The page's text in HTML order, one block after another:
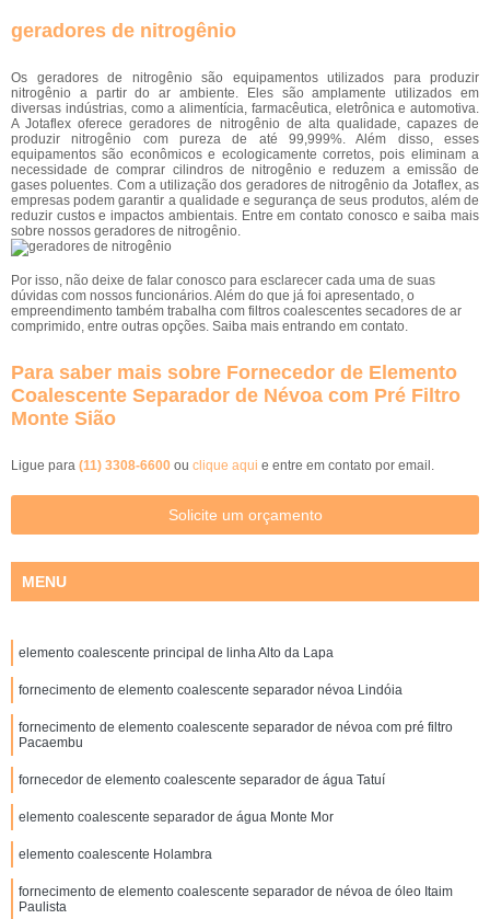
geradores de nitrogênio
Os geradores de nitrogênio são equipamentos utilizados para produzir
nitrogênio a partir do ar ambiente. Eles são amplamente utilizados em
diversas indústrias, como a alimentícia, farmacêutica, eletrônica e automotiva.
A Jotaflex oferece geradores de nitrogênio de alta qualidade, capazes de
produzir nitrogênio com pureza de até 99,999%. Além disso, esses
equipamentos são econômicos e ecologicamente corretos, pois eliminam a
necessidade de comprar cilindros de nitrogênio e reduzem a emissão de
gases poluentes. Com a utilização dos geradores de nitrogênio da Jotaflex, as
empresas podem garantir a qualidade e segurança de seus produtos, além de
reduzir custos e impactos ambientais. Entre em contato conosco e saiba mais
sobre nossos geradores de nitrogênio.
Por isso, não deixe de falar conosco para esclarecer cada uma de suas
dúvidas com nossos funcionários. Além do que já foi apresentado, o
empreendimento também trabalha com filtros coalescentes secadores de ar
comprimido, entre outras opções. Saiba mais entrando em contato.
Para saber mais sobre Fornecedor de Elemento
Coalescente Separador de Névoa com Pré Filtro
Monte Sião
Ligue para (11) 3308-6600 ou clique aqui e entre em contato por email.
Solicite um orçamento
MENU
elemento coalescente principal de linha Alto da Lapa
fornecimento de elemento coalescente separador névoa Lindóia
fornecimento de elemento coalescente separador de névoa com pré filtro
Pacaembu
fornecedor de elemento coalescente separador de água Tatuí
elemento coalescente separador de água Monte Mor
elemento coalescente Holambra
fornecimento de elemento coalescente separador de névoa de óleo Itaim
Paulista